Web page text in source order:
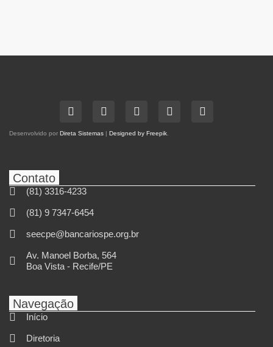
Desenvolvido por Direta Sistemas | Designed by Freepik
Contato
(81) 3316-4233
(81) 9 7347-6454
seecpe@bancariospe.org.br
Av. Manoel Borba, 564
Boa Vista - Recife/PE
Navegação
Início
Diretoria